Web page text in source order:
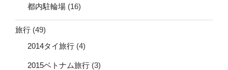
都内駐輪場 (16)
旅行 (49)
2014タイ旅行 (4)
2015ベトナム旅行 (3)